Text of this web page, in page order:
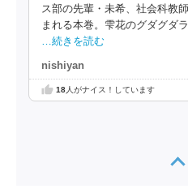
ス部の先輩・未希、社会科教
まれる本巻。雫花のグダグダ
…続きを読む
nishiyan
18人がナイス！しています